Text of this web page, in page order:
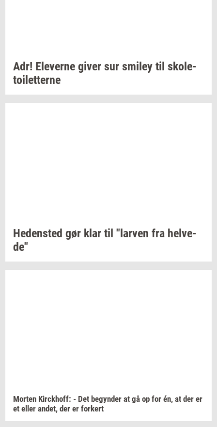
Adr! Ele­ver­ne giver sur smiley til sko­le­
toilet­ter­ne
He­den­sted gør klar til "lar­ven fra hel­ve­
de"
Mor­ten Kirck­hoff: - Det be­gyn­der at gå op for én, at der er
et eller andet, der er for­kert